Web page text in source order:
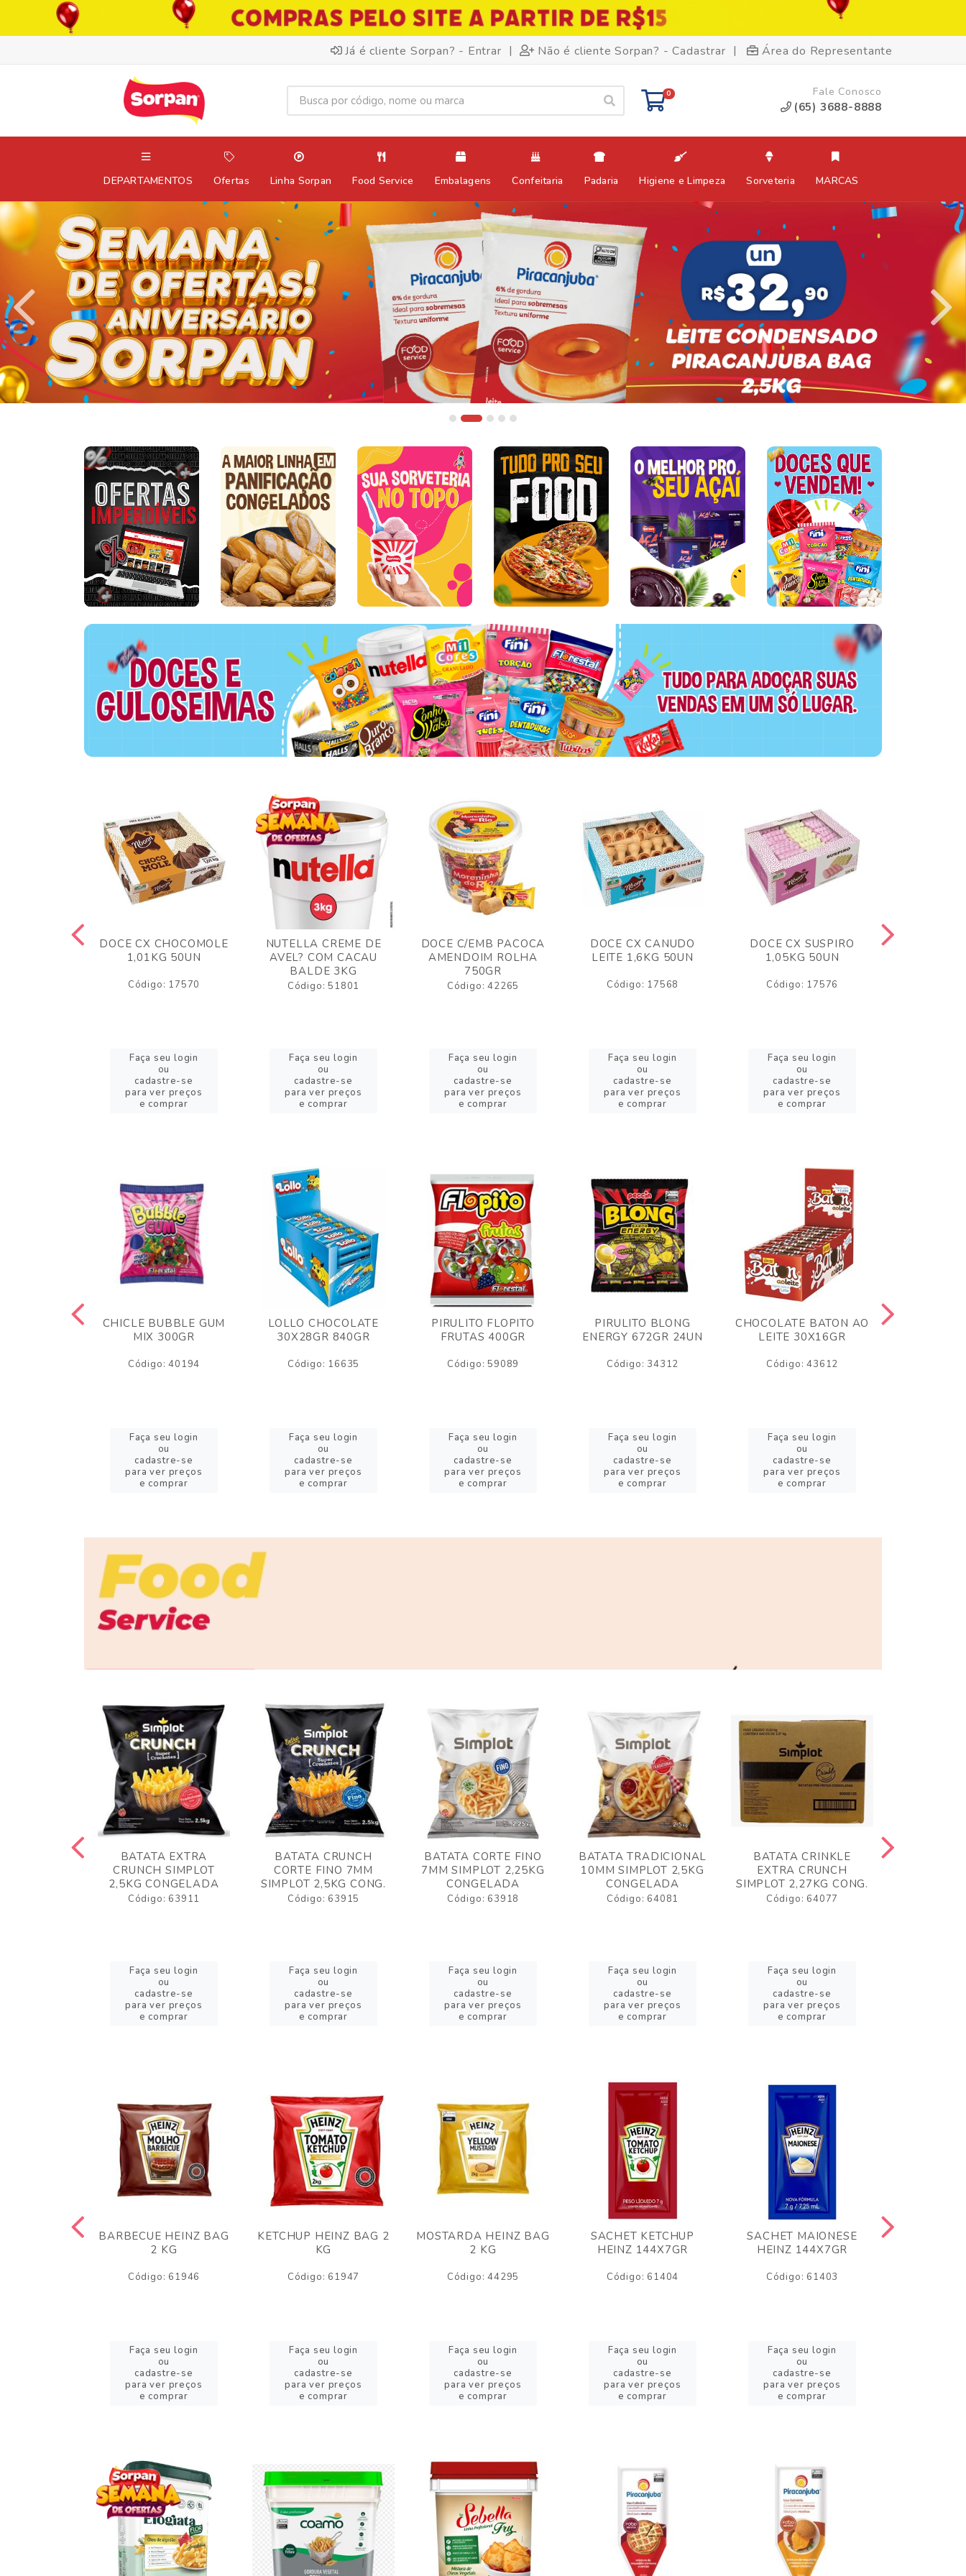
Já é cliente Sorpan? - Entrar | Não é cliente Sorpan? - Cadastrar | Área do Representante
0 Fale Conosco
(65) 3688-8888
DEPARTAMENTOS Ofertas Linha Sorpan Food Service Embalagens Confeitaria Padaria Higiene e Limpeza Sorveteria MARCAS
DOCE CX CHOCOMOLE
1,01KG 50UN
Código: 17570
Faça seu login
ou
cadastre-se
para ver preços
e comprar
NUTELLA CREME DE
AVEL? COM CACAU
BALDE 3KG
Código: 51801
Faça seu login
ou
cadastre-se
para ver preços
e comprar
DOCE C/EMB PACOCA
AMENDOIM ROLHA
750GR
Código: 42265
Faça seu login
ou
cadastre-se
para ver preços
e comprar
DOCE CX CANUDO
LEITE 1,6KG 50UN
Código: 17568
Faça seu login
ou
cadastre-se
para ver preços
e comprar
DOCE CX SUSPIRO
1,05KG 50UN
Código: 17576
Faça seu login
ou
cadastre-se
para ver preços
e comprar
CHICLE BUBBLE GUM
MIX 300GR
Código: 40194
Faça seu login
ou
cadastre-se
para ver preços
e comprar
LOLLO CHOCOLATE
30X28GR 840GR
Código: 16635
Faça seu login
ou
cadastre-se
para ver preços
e comprar
PIRULITO FLOPITO
FRUTAS 400GR
Código: 59089
Faça seu login
ou
cadastre-se
para ver preços
e comprar
PIRULITO BLONG
ENERGY 672GR 24UN
Código: 34312
Faça seu login
ou
cadastre-se
para ver preços
e comprar
CHOCOLATE BATON AO
LEITE 30X16GR
Código: 43612
Faça seu login
ou
cadastre-se
para ver preços
e comprar
BATATA EXTRA
CRUNCH SIMPLOT
2,5KG CONGELADA
Código: 63911
Faça seu login
ou
cadastre-se
para ver preços
e comprar
BATATA CRUNCH
CORTE FINO 7MM
SIMPLOT 2,5KG CONG.
Código: 63915
Faça seu login
ou
cadastre-se
para ver preços
e comprar
BATATA CORTE FINO
7MM SIMPLOT 2,25KG
CONGELADA
Código: 63918
Faça seu login
ou
cadastre-se
para ver preços
e comprar
BATATA TRADICIONAL
10MM SIMPLOT 2,5KG
CONGELADA
Código: 64081
Faça seu login
ou
cadastre-se
para ver preços
e comprar
BATATA CRINKLE
EXTRA CRUNCH
SIMPLOT 2,27KG CONG.
Código: 64077
Faça seu login
ou
cadastre-se
para ver preços
e comprar
BARBECUE HEINZ BAG
2 KG
Código: 61946
Faça seu login
ou
cadastre-se
para ver preços
e comprar
KETCHUP HEINZ BAG 2
KG
Código: 61947
Faça seu login
ou
cadastre-se
para ver preços
e comprar
MOSTARDA HEINZ BAG
2 KG
Código: 44295
Faça seu login
ou
cadastre-se
para ver preços
e comprar
SACHET KETCHUP
HEINZ 144X7GR
Código: 61404
Faça seu login
ou
cadastre-se
para ver preços
e comprar
SACHET MAIONESE
HEINZ 144X7GR
Código: 61403
Faça seu login
ou
cadastre-se
para ver preços
e comprar